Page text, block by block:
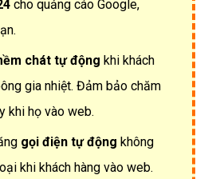
cho quảng cáo Google,
chát tự động khi khách
gia nhiệt. Đảm bảo chăm
khi họ vào web.
gọi điện tự động không
khi khách hàng vào web.